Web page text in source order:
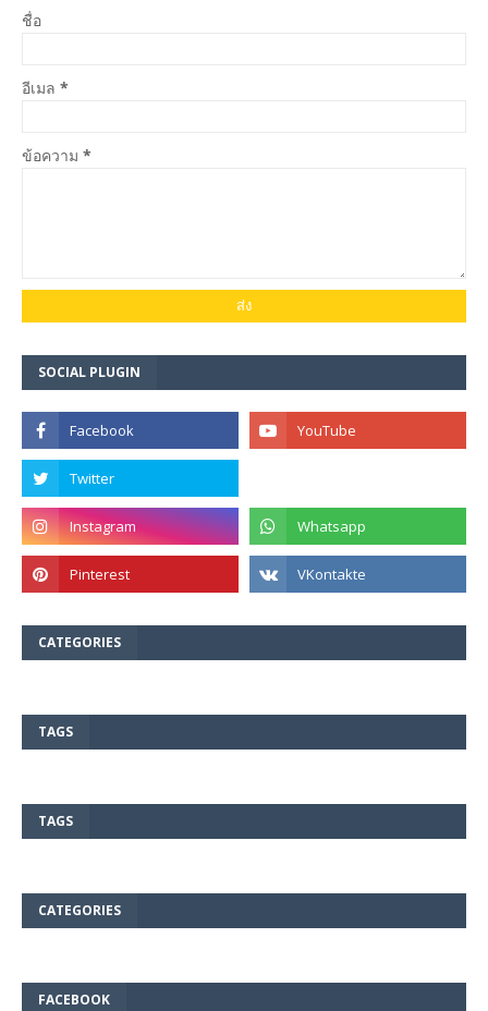
ชื่อ
อีเมล *
ข้อความ *
SOCIAL PLUGIN
CATEGORIES
TAGS
TAGS
CATEGORIES
FACEBOOK